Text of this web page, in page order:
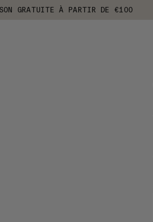
GRATUITE À PARTIR DE €100